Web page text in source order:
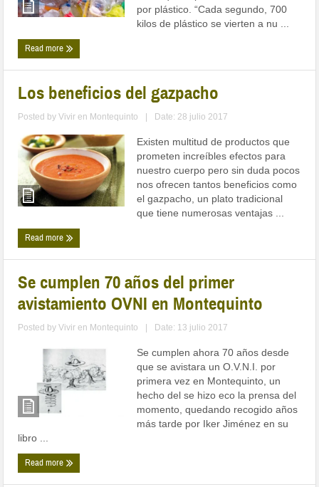
por plástico. “Cada segundo, 700
kilos de plástico se vierten a nu ...
Read more
Los beneficios del gazpacho
Posted byVivir en Montequinto Date: 28 julio 2017
Existen multitud de productos que
prometen increíbles efectos para
nuestro cuerpo pero sin duda pocos
nos ofrecen tantos beneficios como
el gazpacho, un plato tradicional
que tiene numerosas ventajas ...
Read more
Se cumplen 70 años del primer
avistamiento OVNI en Montequinto
Posted byVivir en Montequinto Date: 13 julio 2017
Se cumplen ahora 70 años desde
que se avistara un O.V.N.I. por
primera vez en Montequinto, un
hecho del se hizo eco la prensa del
momento, quedando recogido años
más tarde por Iker Jiménez en su
libro ...
Read more